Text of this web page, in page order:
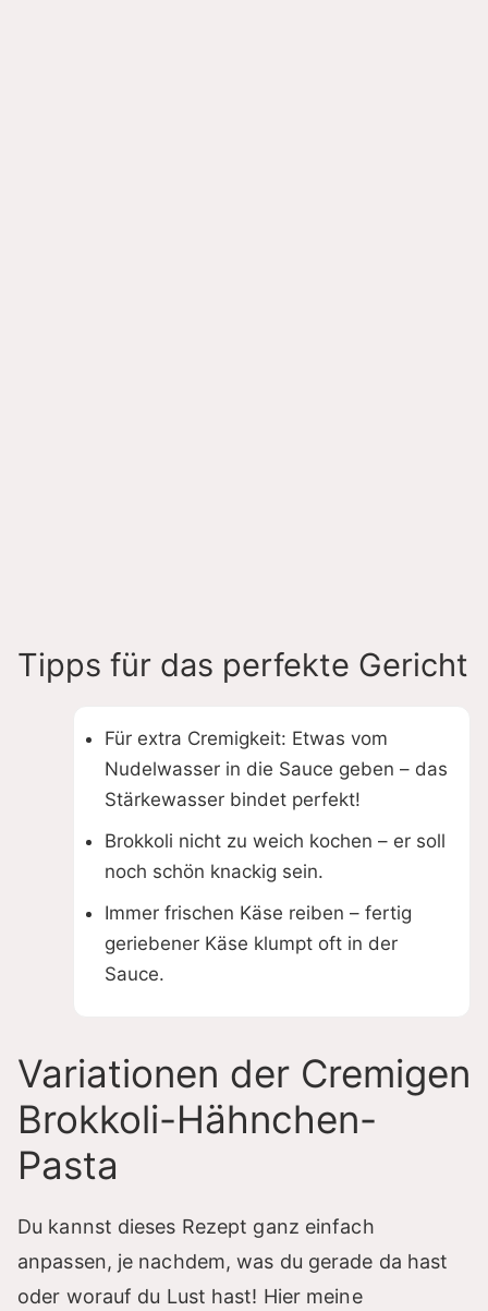
Tipps für das perfekte Gericht
Für extra Cremigkeit: Etwas vom
Nudelwasser in die Sauce geben – das
Stärkewasser bindet perfekt!
Brokkoli nicht zu weich kochen – er soll
noch schön knackig sein.
Immer frischen Käse reiben – fertig
geriebener Käse klumpt oft in der
Sauce.
Variationen der Cremigen
Brokkoli-Hähnchen-
Pasta
Du kannst dieses Rezept ganz einfach
anpassen, je nachdem, was du gerade da hast
oder worauf du Lust hast! Hier meine